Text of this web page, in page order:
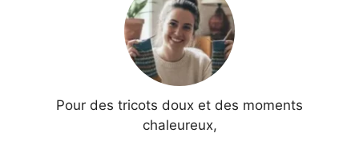
Pour des tricots doux et des moments
chaleureux,